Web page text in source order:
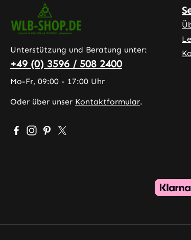
Unterstützung und Beratung unter:
+49 (0) 3596 / 508 2400
Mo-Fr, 09:00 - 17:00 Uhr
Oder über unser Kontaktformular.
Besuche uns auf Facebook – öffnet in neuem
Schau auf Instagram vorbei – öffnet in
Lass dich auf Pinterest inspirieren –
Folge uns auf X – öffnet in neuem